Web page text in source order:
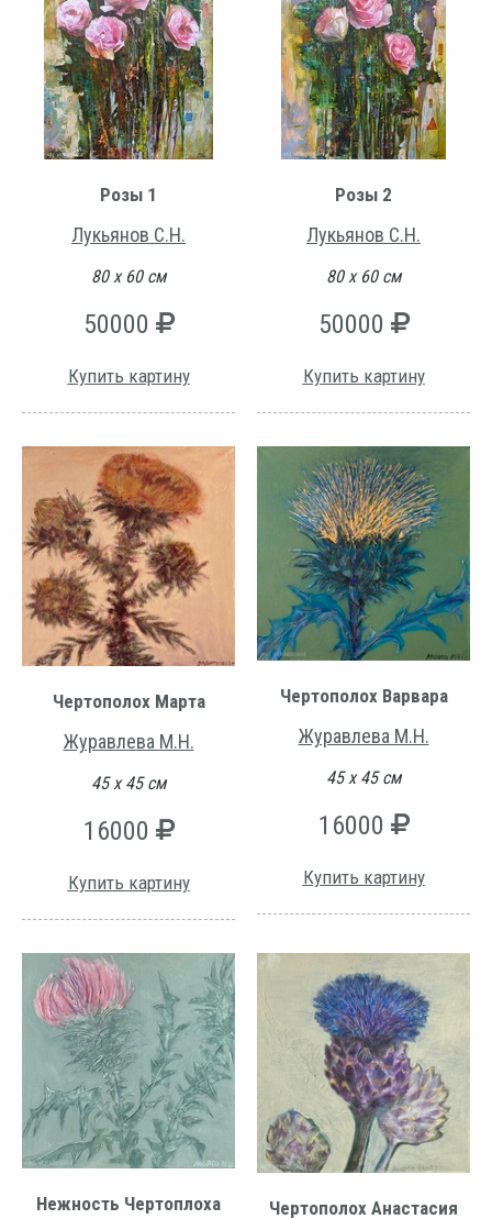
Розы 1
Лукьянов С.Н.
80 х 60 см
50000
Купить картину
Розы 2
Лукьянов С.Н.
80 х 60 см
50000
Купить картину
Чертополох Марта
Журавлева М.Н.
45 х 45 см
16000
Купить картину
Чертополох Варвара
Журавлева М.Н.
45 х 45 см
16000
Купить картину
Нежность Чертоплоха Чертополох Анастасия